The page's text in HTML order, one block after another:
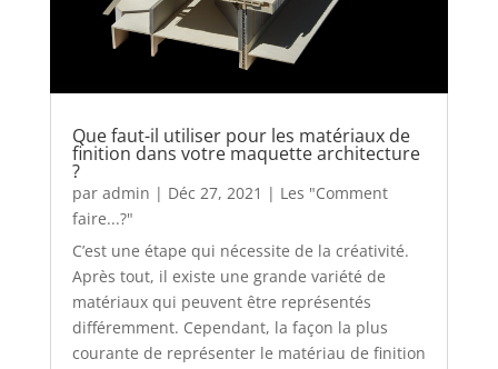
Que faut-il utiliser pour les matériaux de
finition dans votre maquette architecture
?
par admin | Déc 27, 2021 | Les "Comment
faire...?"
C’est une étape qui nécessite de la créativité.
Après tout, il existe une grande variété de
matériaux qui peuvent être représentés
différemment. Cependant, la façon la plus
courante de représenter le matériau de finition